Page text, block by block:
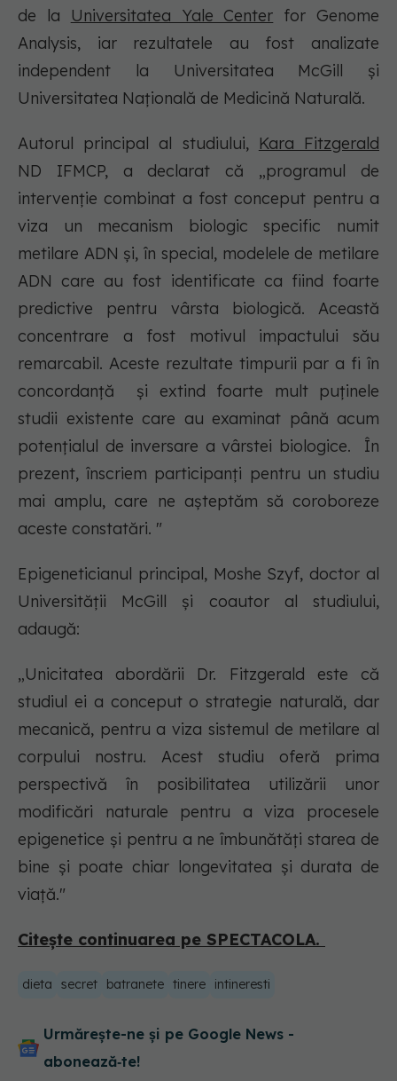
de la
Universitatea Yale Center for Genome
Analysis, iar rezultatele au fost analizate
independent la Universitatea McGill și
Universitatea Națională de Medicină Naturală.
Autorul principal al studiului, Kara Fitzgerald
ND IFMCP, a declarat că „programul de
intervenție combinat a fost conceput pentru a
viza un mecanism biologic specific numit
metilare ADN și, în special, modelele de metilare
ADN care au fost identificate ca fiind foarte
predictive pentru vârsta biologică. Această
concentrare a fost motivul impactului său
remarcabil. Aceste rezultate timpurii par a fi în
concordanță și extind foarte mult puținele
studii existente care au examinat până acum
potențialul de inversare a vârstei biologice. În
prezent, înscriem participanți pentru un studiu
mai amplu, care ne așteptăm să coroboreze
aceste constatări. "
Epigeneticianul principal, Moshe Szyf, doctor al
Universității McGill și coautor al studiului,
adaugă:
„Unicitatea abordării Dr. Fitzgerald este că
studiul ei a conceput o strategie naturală, dar
mecanică, pentru a viza sistemul de metilare al
corpului nostru. Acest studiu oferă prima
perspectivă în posibilitatea utilizării unor
modificări naturale pentru a viza procesele
epigenetice și pentru a ne îmbunătăți starea de
bine și poate chiar longevitatea și durata de
viață."
Citește continuarea pe SPECTACOLA.
dieta secret batranete tinere intineresti
Urmărește-ne și pe Google News -
abonează‑te!